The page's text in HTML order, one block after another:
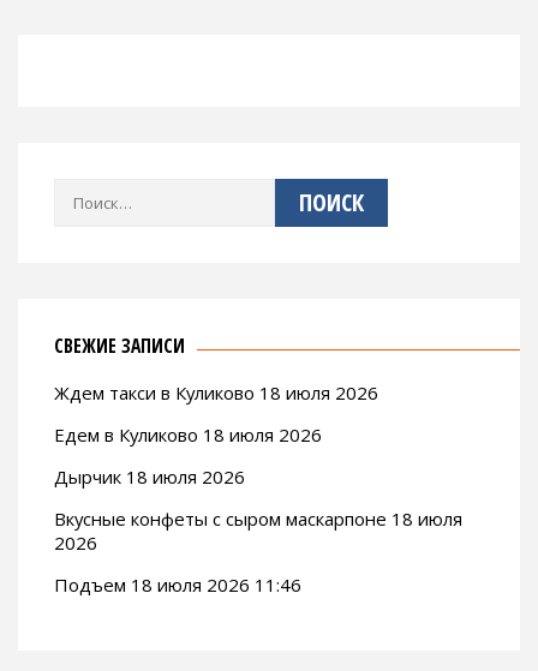
Найти:
СВЕЖИЕ ЗАПИСИ
Ждем такси в Куликово 18 июля 2026
Едем в Куликово 18 июля 2026
Дырчик 18 июля 2026
Вкусные конфеты с сыром маскарпоне 18 июля
2026
Подъем 18 июля 2026 11:46